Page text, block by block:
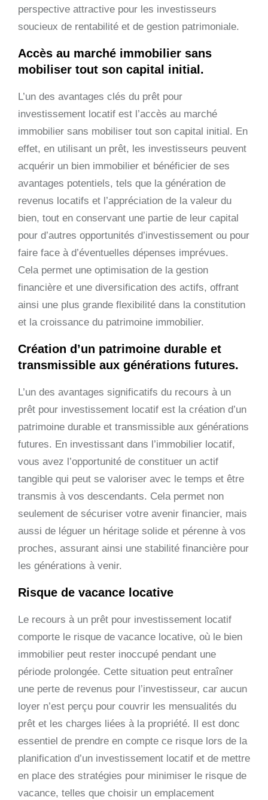
perspective attractive pour les investisseurs
soucieux de rentabilité et de gestion patrimoniale.
Accès au marché immobilier sans
mobiliser tout son capital initial.
L’un des avantages clés du prêt pour
investissement locatif est l’accès au marché
immobilier sans mobiliser tout son capital initial. En
effet, en utilisant un prêt, les investisseurs peuvent
acquérir un bien immobilier et bénéficier de ses
avantages potentiels, tels que la génération de
revenus locatifs et l’appréciation de la valeur du
bien, tout en conservant une partie de leur capital
pour d’autres opportunités d’investissement ou pour
faire face à d’éventuelles dépenses imprévues.
Cela permet une optimisation de la gestion
financière et une diversification des actifs, offrant
ainsi une plus grande flexibilité dans la constitution
et la croissance du patrimoine immobilier.
Création d’un patrimoine durable et
transmissible aux générations futures.
L’un des avantages significatifs du recours à un
prêt pour investissement locatif est la création d’un
patrimoine durable et transmissible aux générations
futures. En investissant dans l’immobilier locatif,
vous avez l’opportunité de constituer un actif
tangible qui peut se valoriser avec le temps et être
transmis à vos descendants. Cela permet non
seulement de sécuriser votre avenir financier, mais
aussi de léguer un héritage solide et pérenne à vos
proches, assurant ainsi une stabilité financière pour
les générations à venir.
Risque de vacance locative
Le recours à un prêt pour investissement locatif
comporte le risque de vacance locative, où le bien
immobilier peut rester inoccupé pendant une
période prolongée. Cette situation peut entraîner
une perte de revenus pour l’investisseur, car aucun
loyer n’est perçu pour couvrir les mensualités du
prêt et les charges liées à la propriété. Il est donc
essentiel de prendre en compte ce risque lors de la
planification d’un investissement locatif et de mettre
en place des stratégies pour minimiser le risque de
vacance, telles que choisir un emplacement